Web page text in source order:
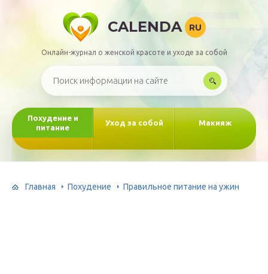
CALENDA RU
Онлайн-журнал о женской красоте и уходе за собой
Похудение и
питание
Уход за собой Макияж
Главная Похудение Правильное питание на ужин